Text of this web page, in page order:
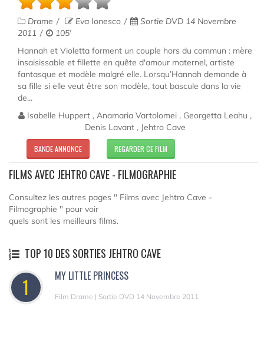
Drame Eva Ionesco
Sortie DVD 14 Novembre
2011
105'
Hannah et Violetta forment un couple hors du commun : mère
insaisissable et fillette en quête d'amour maternel, artiste
fantasque et modèle malgré elle. Lorsqu’Hannah demande à
sa fille si elle veut être son modèle, tout bascule dans la vie
de...
Isabelle Huppert , Anamaria Vartolomei , Georgetta Leahu ,
Denis Lavant , Jehtro Cave
BANDE ANNONCE REGARDER CE FILM
FILMS AVEC JEHTRO CAVE - FILMOGRAPHIE
Consultez les autres pages " Films avec Jehtro Cave -
Filmographie " pour voir
quels sont les meilleurs films.
TOP 10 DES SORTIES JEHTRO CAVE
1 MY LITTLE PRINCESS
Film Drame | Sortie DVD 14 Novembre 2011